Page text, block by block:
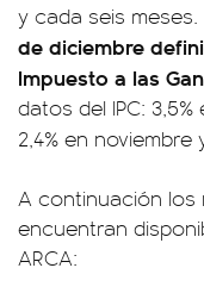
y cada seis
de diciembre
Impuesto a las
datos del IPC:
2,4% en noviembre
A continuación los
encuentran
ARCA: